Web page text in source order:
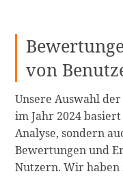
von
Unsere Auswahl
im Jahr 2024
Analyse, sondern
Bewertungen und
Nutzern. Wir haben